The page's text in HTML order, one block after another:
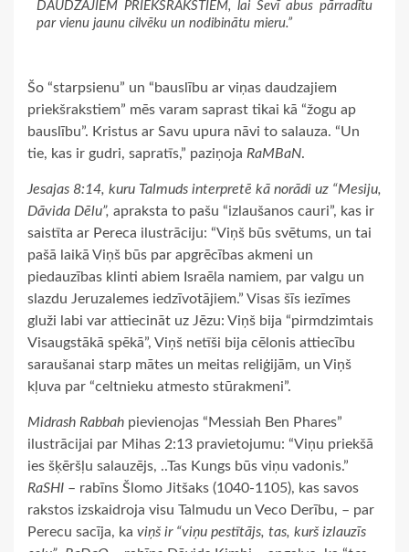
DAUDZAJIEM PRIEKŠRAKSTIEM, lai Sevī abus pārradītu
par vienu jaunu cilvēku un nodibinātu mieru.”
Šo “starpsienu” un “bauslību ar viņas daudzajiem
priekšrakstiem” mēs varam saprast tikai kā “žogu ap
bauslību”. Kristus ar Savu upura nāvi to salauza. “Un
tie, kas ir gudri, sapratīs,” paziņoja RaMBaN.
Jesajas 8:14, kuru Talmuds interpretē kā norādi uz “Mesiju,
Dāvida Dēlu”, apraksta to pašu “izlaušanos cauri”, kas ir
saistīta ar Pereca ilustrāciju: “Viņš būs svētums, un tai
pašā laikā Viņš būs par apgrēcības akmeni un
piedauzības klinti abiem Israēla namiem, par valgu un
slazdu Jeruzalemes iedzīvotājiem.” Visas šīs iezīmes
gluži labi var attiecināt uz Jēzu: Viņš bija “pirmdzimtais
Visaugstākā spēkā”, Viņš netīši bija cēlonis attiecību
saraušanai starp mātes un meitas reliģijām, un Viņš
kļuva par “celtnieku atmesto stūrakmeni”.
Midrash Rabbah pievienojas “Messiah Ben Phares”
ilustrācijai par Mihas 2:13 pravietojumu: “Viņu priekšā
ies šķēršļu salauzējs, ..Tas Kungs būs viņu vadonis.”
RaSHI – rabīns Šlomo Jitšaks (1040-1105), kas savos
rakstos izskaidroja visu Talmudu un Veco Derību, – par
Perecu sacīja, ka viņš ir “viņu pestītājs, tas, kurš izlauzīs